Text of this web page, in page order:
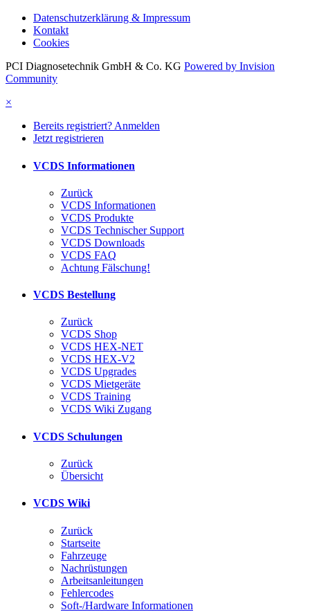
Datenschutzerklärung & Impressum
Kontakt
Cookies
PCI Diagnosetechnik GmbH & Co. KG Powered by Invision
Community
×
Bereits registriert? Anmelden
Jetzt registrieren
VCDS Informationen
Zurück
VCDS Informationen
VCDS Produkte
VCDS Technischer Support
VCDS Downloads
VCDS FAQ
Achtung Fälschung!
VCDS Bestellung
Zurück
VCDS Shop
VCDS HEX-NET
VCDS HEX-V2
VCDS Upgrades
VCDS Mietgeräte
VCDS Training
VCDS Wiki Zugang
VCDS Schulungen
Zurück
Übersicht
VCDS Wiki
Zurück
Startseite
Fahrzeuge
Nachrüstungen
Arbeitsanleitungen
Fehlercodes
Soft-/Hardware Informationen